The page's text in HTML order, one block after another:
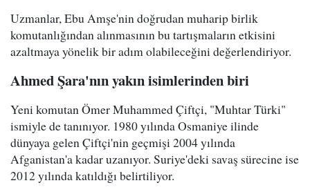
Uzmanlar, Ebu Amşe'nin doğrudan muharip birlik
komutanlığından alınmasının bu tartışmaların etkisini
azaltmaya yönelik bir adım olabileceğini değerlendiriyor.
Ahmed Şara'nın yakın isimlerinden biri
Yeni komutan Ömer Muhammed Çiftçi, "Muhtar Türki"
ismiyle de tanınıyor. 1980 yılında Osmaniye ilinde
dünyaya gelen Çiftçi'nin geçmişi 2004 yılında
Afganistan'a kadar uzanıyor. Suriye'deki savaş sürecine ise
2012 yılında katıldığı belirtiliyor.